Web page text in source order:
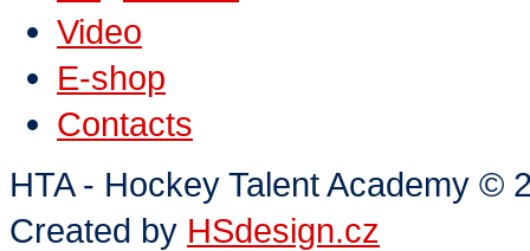
Video
E-shop
Contacts
HTA - Hockey Talent Academy ©
Created by HSdesign.cz